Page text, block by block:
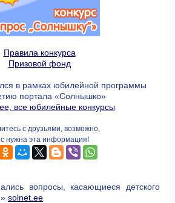
Правила конкурса
Призовой фонд
в рамках юбилейной программы
портала «Солнышко»
все юбилейные конкурсы
с друзьями, возможно,
нужна эта информация!
вопросы, касающиеся детского
solnet.ee